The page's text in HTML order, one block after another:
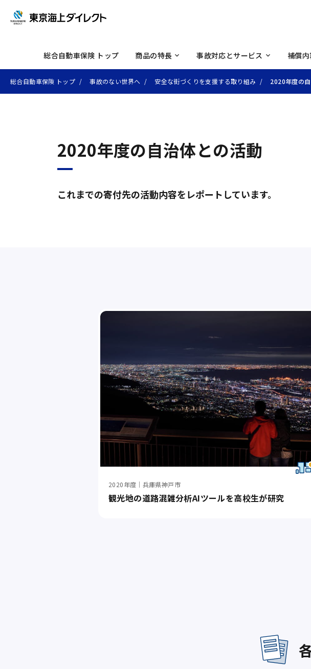
総合自動車保険 トップ 商品の特長 事故対応とサービス
補償
総合自動車保険 トップ 事故のない世界へ 安全な街づくりを支援する取り組み 2020年度の
2020年度の自治体との活動
これまでの寄付先の活動内容をレポートしています。
2020年度｜兵庫県神戸市
観光地の道路混雑分析AIツールを高校生が研究